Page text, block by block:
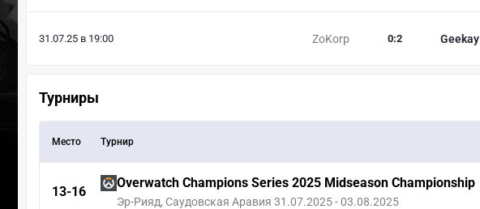
31.07.25 в 19:00 ZoKorp Geekay
0:2
Турниры
Место Турнир
13-16
Overwatch Champions Series 2025 Midseason Championship
Эр-Рияд, Саудовская Аравия 31.07.2025 - 03.08.2025